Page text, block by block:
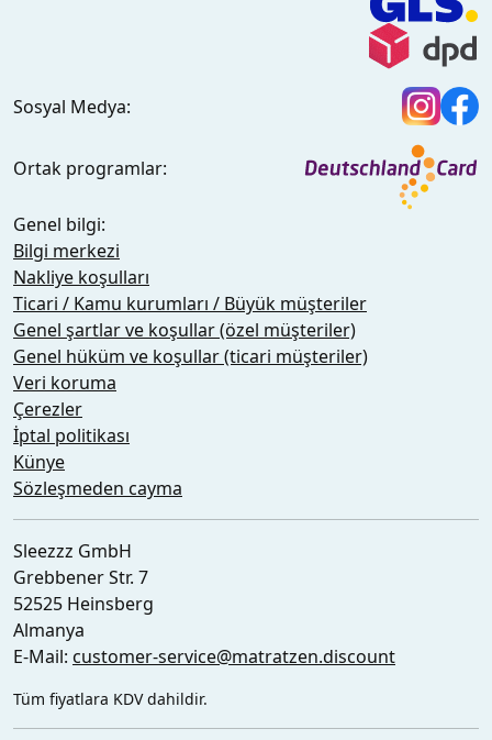
Sosyal Medya:
Ortak programlar:
Genel bilgi:
Bilgi merkezi
Nakliye koşulları
Ticari / Kamu kurumları / Büyük müşteriler
Genel şartlar ve koşullar (özel müşteriler)
Genel hüküm ve koşullar (ticari müşteriler)
Veri koruma
Çerezler
İptal politikası
Künye
Sözleşmeden cayma
Sleezzz GmbH
Grebbener Str. 7
52525 Heinsberg
Almanya
E-Mail: customer-service@matratzen.discount
Tüm fiyatlara KDV dahildir.